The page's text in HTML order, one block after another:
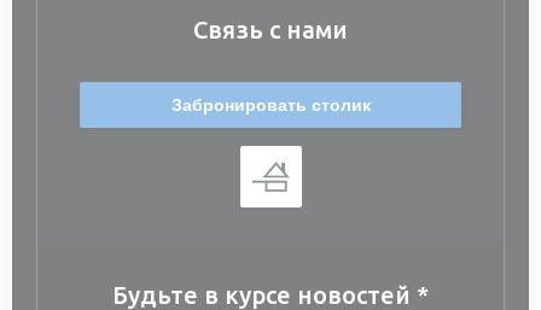
Связь с нами
Забронировать столик
Будьте в курсе новостей *